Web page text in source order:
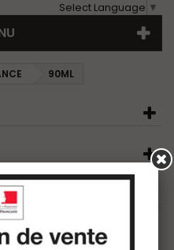
Select Language ▼
90ML